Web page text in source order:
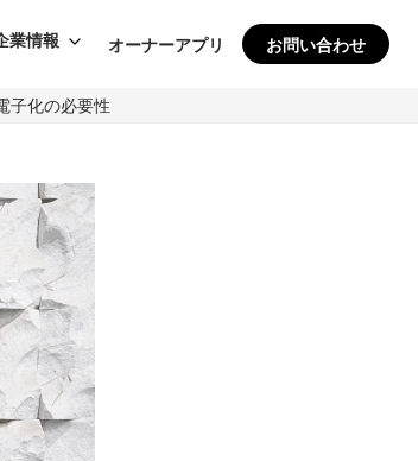
業情報 オーナーアプリ お問い合わせ
子化の必要性